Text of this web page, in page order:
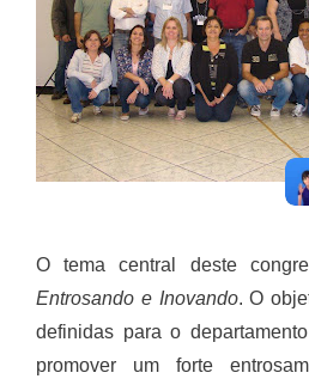
O tema central deste
Entrosando e Inovando. O
definidas para o
promover um forte